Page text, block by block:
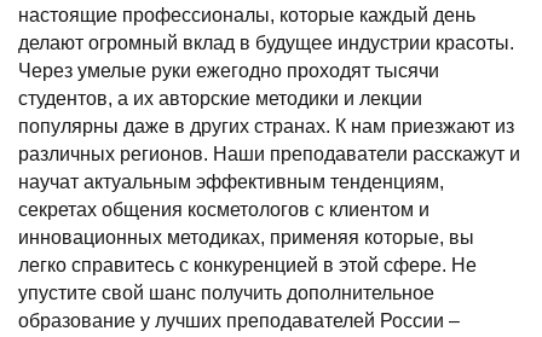
настоящие профессионалы, которые каждый день
делают огромный вклад в будущее индустрии красоты.
Через умелые руки ежегодно проходят тысячи
студентов, а их авторские методики и лекции
популярны даже в других странах. К нам приезжают из
различных регионов. Наши преподаватели расскажут и
научат актуальным эффективным тенденциям,
секретах общения косметологов с клиентом и
инновационных методиках, применяя которые, вы
легко справитесь с конкуренцией в этой сфере. Не
упустите свой шанс получить дополнительное
образование у лучших преподавателей России –